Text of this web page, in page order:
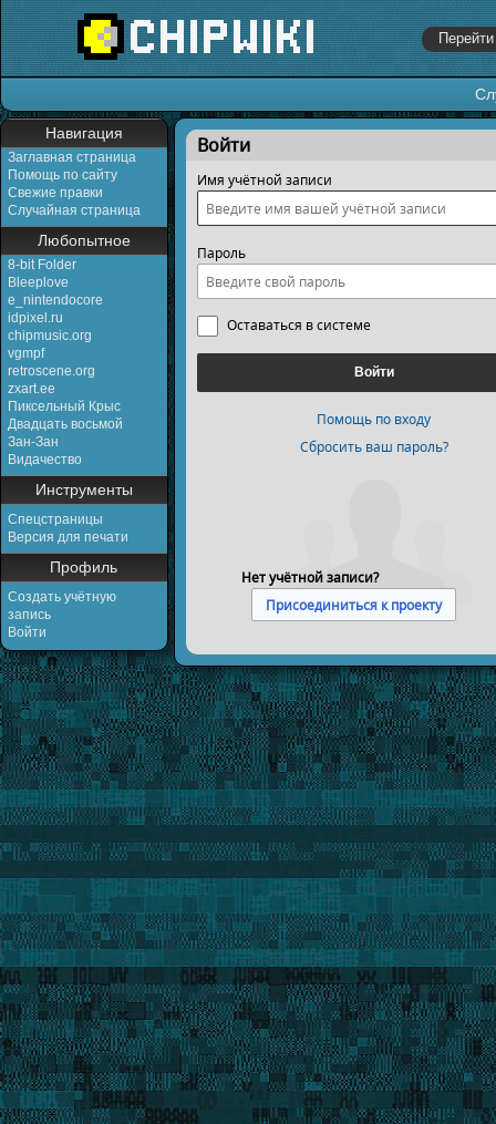
Навигация
Заглавная страница
Помощь по сайту
Свежие правки
Случайная страница
Любопытное
8-bit Folder
Bleeplove
e_nintendocore
idpixel.ru
chipmusic.org
vgmpf
retroscene.org
zxart.ee
Пиксельный Крыс
Двадцать восьмой
Зан-Зан
Видачество
Инструменты
Спецстраницы
Версия для печати
Профиль
Создать учётную
запись
Войти
Перейти к:навигация,поиск
Войти
Имя учётной записи
Пароль
Оставаться в системе
Войти
Помощь по входу
Сбросить ваш пароль?
Нет учётной записи?
Присоединиться к проекту